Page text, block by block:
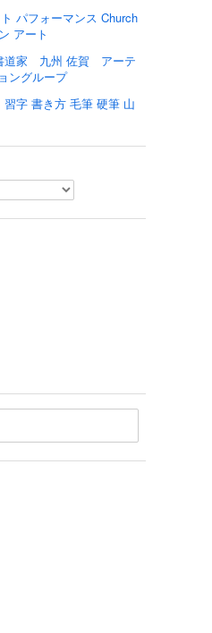
パフォーマンス Church
アート
道家 九州 佐賀 アーテ
ングループ
字 書き方 毛筆 硬筆 山